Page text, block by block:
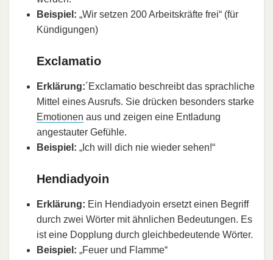
Beispiel: „Wir setzen 200 Arbeitskräfte frei“ (für
Kündigungen)
Exclamatio
Erklärung:´Exclamatio beschreibt das sprachliche
Mittel eines Ausrufs. Sie drücken besonders starke
Emotionen aus und zeigen eine Entladung
angestauter Gefühle.
Beispiel: „Ich will dich nie wieder sehen!“
Hendiadyoin
Erklärung: Ein Hendiadyoin ersetzt einen Begriff
durch zwei Wörter mit ähnlichen Bedeutungen. Es
ist eine Dopplung durch gleichbedeutende Wörter.
Beispiel: „Feuer und Flamme“